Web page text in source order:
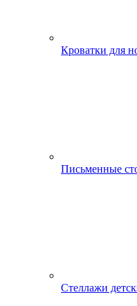
Кроватки для
Письменные
Стеллажи